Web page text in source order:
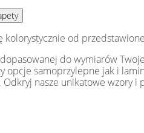
kolorystycznie od
do wymiarów
opcje samoprzylepne jak i
nasze unikatowe wzory